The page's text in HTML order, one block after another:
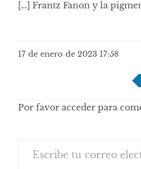
[…] Frantz Fanon y la
17 de enero de 2023 17:58
comentarios
Por favor acceder para